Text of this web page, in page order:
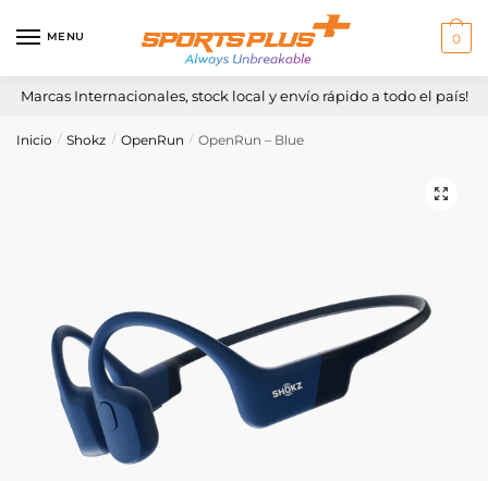
MENU 0
Marcas Internacionales, stock local y envío rápido a todo el país!
Inicio / Shokz / OpenRun / OpenRun – Blue